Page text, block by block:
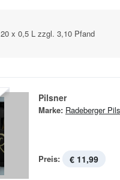
20 x 0,5 L zzgl. 3,10 Pfand
Pilsner
Marke: Radeberger
Preis: € 11,99